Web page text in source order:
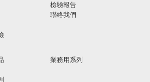
業務用系列
檢驗報告
聯絡我們